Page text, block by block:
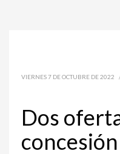
VIERNES 7 DE OCTUBRE DE 2022
Dos